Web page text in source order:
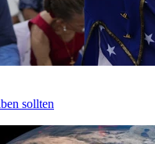
sollten